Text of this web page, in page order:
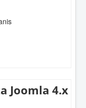
Joomla 4.x